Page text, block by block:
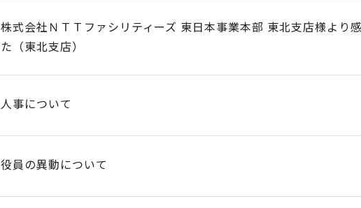
株式会社ＮＴＴファシリティーズ 東日本事業本部 東北支店様より
た（東北支店）
人事について
役員の異動について